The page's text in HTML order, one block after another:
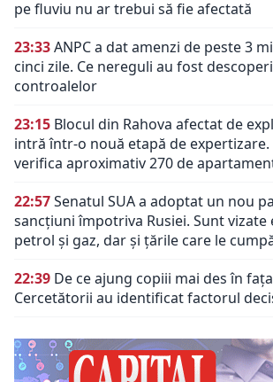
pe fluviu nu ar trebui să fie afectată
23:33ANPC a dat amenzi de peste 3
cinci zile. Ce nereguli au fost
controalelor
23:15 Blocul din Rahova afectat de
intră într-o nouă etapă de expertizare.
verifica aproximativ 270 de
22:57Senatul SUA a adoptat un nou
sancțiuni împotriva Rusiei. Sunt
petrol și gaz, dar și țările care le
22:39 De ce ajung copiii mai des în
Cercetătorii au identificat factorul